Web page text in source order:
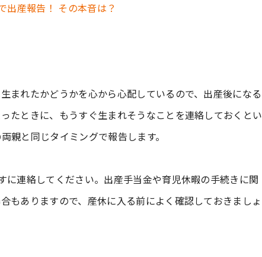
出産報告！ その本音は？
まれたかどうかを心から心配しているので、出産後になる
たときに、もうすぐ生まれそうなことを連絡しておくとい
親と同じタイミングで報告します。
連絡してください。出産手当金や育児休暇の手続きに関
もありますので、産休に入る前によく確認しておきましょ